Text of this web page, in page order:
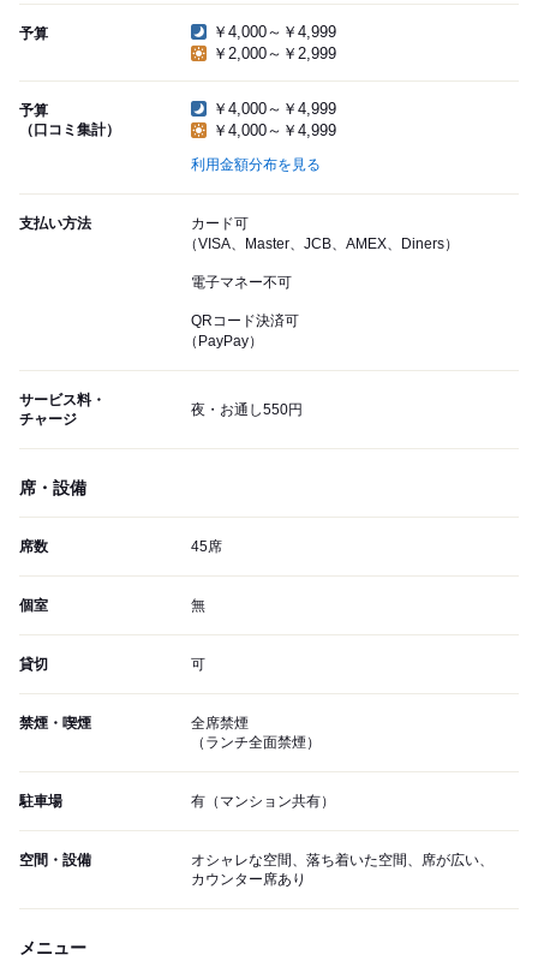
予算
￥4,000～￥4,999
￥2,000～￥2,999
予算
（口コミ集計）
￥4,000～￥4,999
￥4,000～￥4,999
利用金額分布を見る
支払い方法
カード可
（VISA、Master、JCB、AMEX、Diners）
電子マネー不可
QRコード決済可
（PayPay）
サービス料・
チャージ
夜・お通し550円
席・設備
席数 45席
個室 無
貸切 可
禁煙・喫煙
全席禁煙
（ランチ全面禁煙）
駐車場 有（マンション共有）
空間・設備
オシャレな空間、落ち着いた空間、席が広い、
カウンター席あり
メニュー